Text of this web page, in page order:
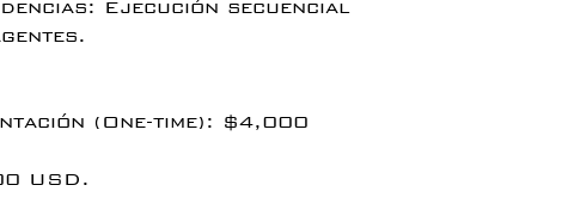
Ejecución secuencial
(One-time): $4,000
USD.